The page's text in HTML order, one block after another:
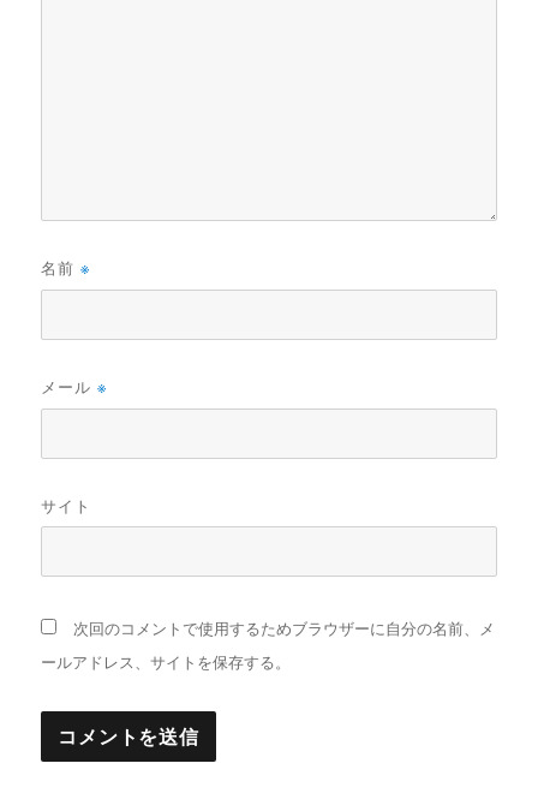
名前※
メール※
サイト
次回のコメントで使用するためブラウザーに自分の名前、メ
ールアドレス、サイトを保存する。